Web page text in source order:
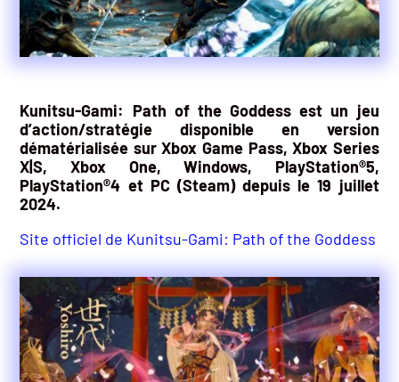
Kunitsu-Gami: Path of the Goddess est un jeu
d’action/stratégie disponible en version
dématérialisée sur Xbox Game Pass, Xbox Series
X|S, Xbox One, Windows, PlayStation®5,
PlayStation®4 et PC (Steam) depuis le 19 juillet
2024.
Site officiel de Kunitsu-Gami: Path of the Goddess